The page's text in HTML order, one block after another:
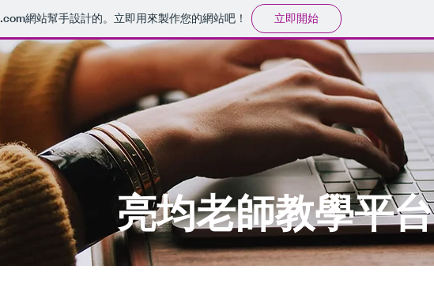
.com網站幫手設計的。立即用來製作您的網站吧！ 立即開始
​亮均老師教學平台